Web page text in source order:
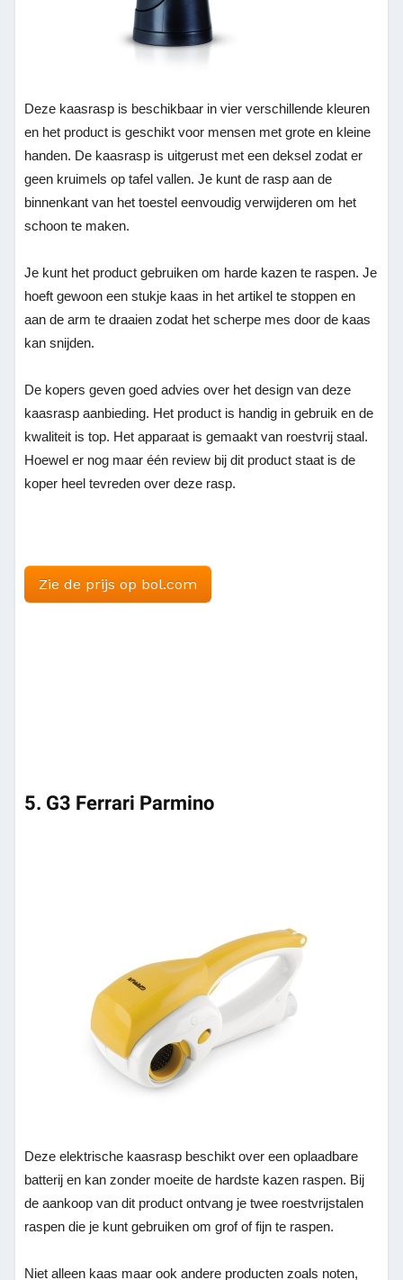
Deze kaasrasp is beschikbaar in vier verschillende kleuren
en het product is geschikt voor mensen met grote en kleine
handen. De kaasrasp is uitgerust met een deksel zodat er
geen kruimels op tafel vallen. Je kunt de rasp aan de
binnenkant van het toestel eenvoudig verwijderen om het
schoon te maken.
Je kunt het product gebruiken om harde kazen te raspen. Je
hoeft gewoon een stukje kaas in het artikel te stoppen en
aan de arm te draaien zodat het scherpe mes door de kaas
kan snijden.
De kopers geven goed advies over het design van deze
kaasrasp aanbieding. Het product is handig in gebruik en de
kwaliteit is top. Het apparaat is gemaakt van roestvrij staal.
Hoewel er nog maar één review bij dit product staat is de
koper heel tevreden over deze rasp.
Zie de prijs op bol.com
5. G3 Ferrari Parmino
Deze elektrische kaasrasp beschikt over een oplaadbare
batterij en kan zonder moeite de hardste kazen raspen. Bij
de aankoop van dit product ontvang je twee roestvrijstalen
raspen die je kunt gebruiken om grof of fijn te raspen.
Niet alleen kaas maar ook andere producten zoals noten,